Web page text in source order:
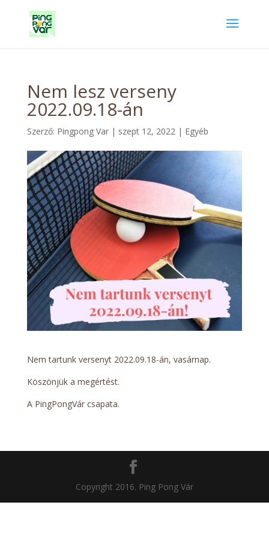
Nem lesz verseny
2022.09.18-án
Szerző: Pingpong Var| szept 12, 2022| Egyéb
Nem tartunk versenyt 2022.09.18-án, vasárnap.
Köszönjük a megértést.
A PingPongVár csapata.
Copyright 2016. Ping Pong Vár